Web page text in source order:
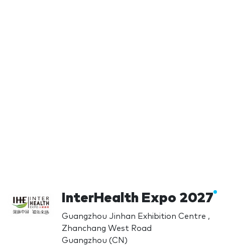
InterHealth Expo 2027
Guangzhou Jinhan Exhibition Centre ,
Zhanchang West Road
Guangzhou (CN)